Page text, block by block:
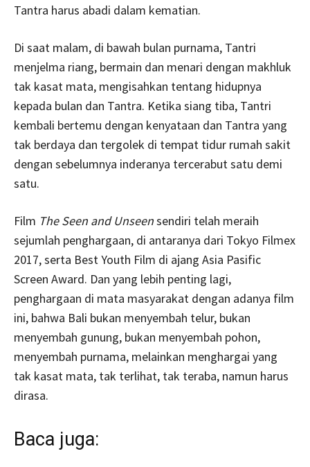
Tantra harus abadi dalam kematian.
Di saat malam, di bawah bulan purnama, Tantri
menjelma riang, bermain dan menari dengan makhluk
tak kasat mata, mengisahkan tentang hidupnya
kepada bulan dan Tantra. Ketika siang tiba, Tantri
kembali bertemu dengan kenyataan dan Tantra yang
tak berdaya dan tergolek di tempat tidur rumah sakit
dengan sebelumnya inderanya tercerabut satu demi
satu.
Film The Seen and Unseensendiri telah meraih
sejumlah penghargaan, di antaranya dari Tokyo Filmex
2017, serta Best Youth Film di ajang Asia Pasific
Screen Award. Dan yang lebih penting lagi,
penghargaan di mata masyarakat dengan adanya film
ini, bahwa Bali bukan menyembah telur, bukan
menyembah gunung, bukan menyembah pohon,
menyembah purnama, melainkan menghargai yang
tak kasat mata, tak terlihat, tak teraba, namun harus
dirasa.
Baca juga: